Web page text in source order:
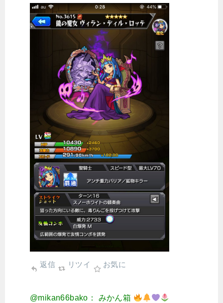
返信 リツイ お気に
@mikan66bako： みかん箱